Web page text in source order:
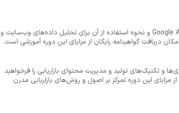
این دوره در دو سطح مقدماتی و پیشرفته ارائه می‌شود شما با اصول اولیه Google Analytics و نحوه استفاده از آن برای تحلیل داده‌های وب‌سایت و
دریافت گواهینامه رایگان از مزایای این دوره آموزشی است.
و تکنیک‌های تولید و مدیریت محتوای بازاریابی را فرخواهید
این دوره تمرکز بر اصول و روش‌های بازاریابی مدرن